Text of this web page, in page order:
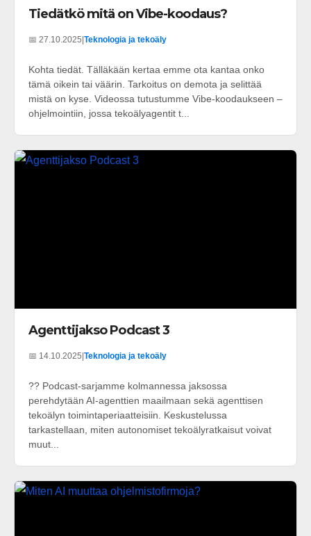
Tiedätkö mitä on Vibe-koodaus?
📅 27.10.2025|Teknologia ja tekoäly
Kohta tiedät. Tälläkään kertaa emme ota kantaa onko
tämä oikein tai väärin. Tarkoitus on demota ja selittää
mistä on kyse. Videossa tutustumme Vibe-koodaukseen –
ohjelmointiin, jossa tekoälyagentit t...
Agenttijakso Podcast 3
📅 14.10.2025 Teknologia ja tekoäly
?? Podcast-sarjamme kolmannessa jaksossa
perehdytään AI-agenttien maailmaan sekä agenttisen
tekoälyn toimintaperiaatteisiin. Keskustelussa
tarkastellaan, miten autonomiset tekoälyratkaisut voivat
muut...